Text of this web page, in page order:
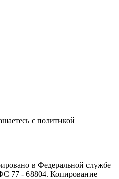
с политикой
в Федеральной службе
77 - 68804. Копирование